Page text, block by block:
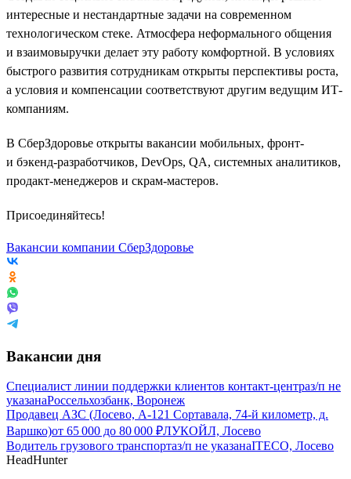
интересные и нестандартные задачи на современном
технологическом стеке. Атмосфера неформального общения
и взаимовыручки делает эту работу комфортной. В условиях
быстрого развития сотрудникам открыты перспективы роста,
а условия и компенсации соответствуют другим ведущим ИТ-
компаниям.
В СберЗдоровье открыты вакансии мобильных, фронт-
и бэкенд-разработчиков, DevOps, QA, системных аналитиков,
продакт-менеджеров и скрам-мастеров.
Присоединяйтесь!
Вакансии компании СберЗдоровье
Вакансии дня
Специалист линии поддержки клиентов контакт-центраз/п не
указанаРоссельхозбанк, Воронеж
Продавец АЗС (Лосево, А-121 Сортавала, 74-й километр, д.
Варшко)от 65 000 до 80 000 ₽ЛУКОЙЛ, Лосево
Водитель грузового транспортаз/п не указанаITECO, Лосево
HeadHunter